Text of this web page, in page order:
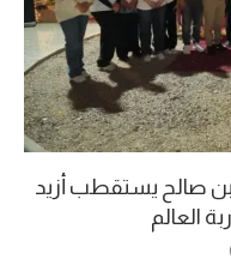
بن صالح يستقطب أزيد